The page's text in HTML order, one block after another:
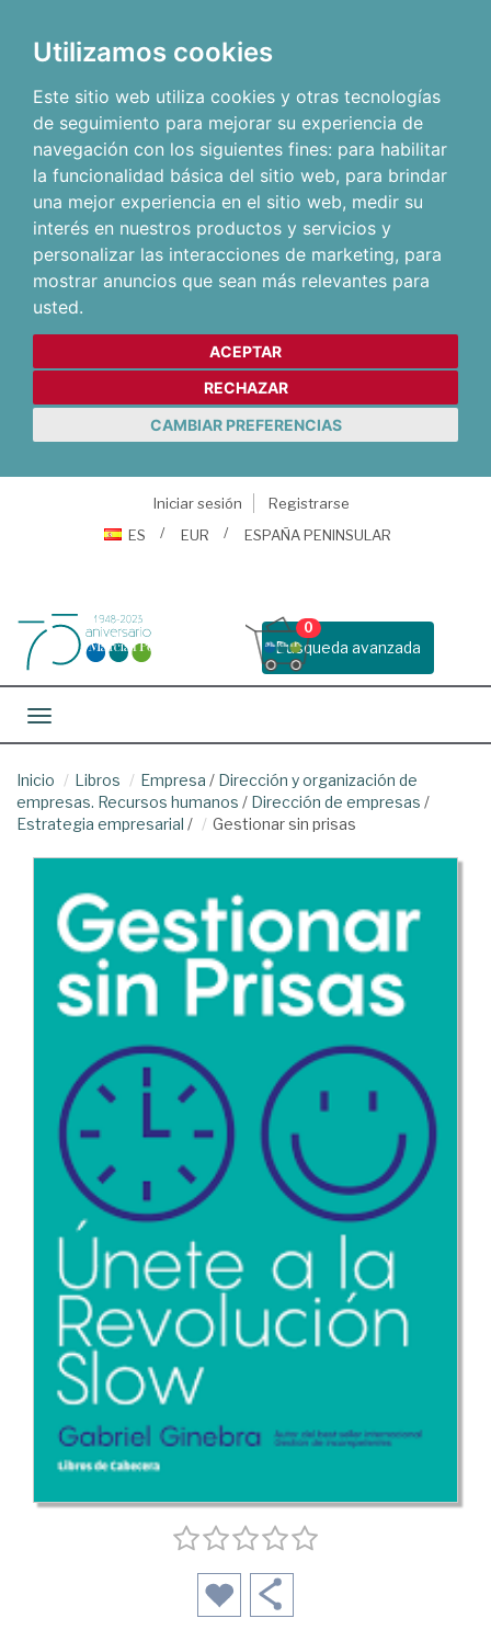
Utilizamos cookies
Este sitio web utiliza cookies y otras tecnologías
de seguimiento para mejorar su experiencia de
navegación con los siguientes fines: para habilitar
la funcionalidad básica del sitio web, para brindar
una mejor experiencia en el sitio web, medir su
interés en nuestros productos y servicios y
personalizar las interacciones de marketing, para
mostrar anuncios que sean más relevantes para
usted.
ACEPTAR
RECHAZAR
CAMBIAR PREFERENCIAS
Iniciar sesión
Registrarse
ES
EUR ESPAÑA PENINSULAR
Busqueda avanzada
0
Toggle navigation
Inicio Libros Empresa / Dirección y organización de
empresas. Recursos humanos / Dirección de empresas /
Estrategia empresarial / Gestionar sin prisas